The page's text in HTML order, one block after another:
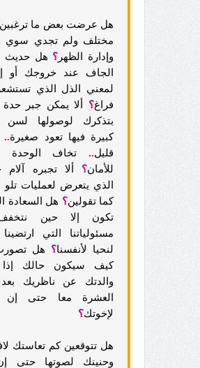
هل عرضت بعض ما
مختلف ولم تجدي سوي
وإدارة الظهر ؟ هل حديث
الجاف عند خروجك أو
لمعني الذل الذي
فراغ؟ ألا يمكن جبر حدة
بتذكرك لوصولها لسن
كبيرة فيها تعود صغيرة..
قليل.. تخاف الوحدة
للأمان؟
ألا تجبره
الذي يتعرض لعمليات تلو
كما تقولين؟ هل السعادة
تكون إلا حين
مسئولياتنا التي
لنحيا لأنفسنا؟ هل
كيف سيكون حالك إذا
والدتك عن ناظريك
العشرة معا حتى إن
لإخوتك؟
هل تتوقعين كم تعاستك
وحنينك لصوتها حتى